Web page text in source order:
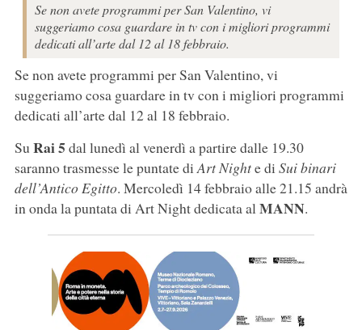
Se non avete programmi per San Valentino, vi
suggeriamo cosa guardare in tv con i migliori programmi
dedicati all’arte dal 12 al 18 febbraio.
Se non avete programmi per San Valentino, vi
suggeriamo cosa guardare in tv con i migliori programmi
dedicati all’arte dal 12 al 18 febbraio.
SuRai 5 dal lunedì al venerdì a partire dalle 19.30
saranno trasmesse le puntate diArt Nighte di Sui binari
dell’Antico Egitto. Mercoledì 14 febbraio alle 21.15 andrà
in onda la puntata di Art Night dedicata alMANN.